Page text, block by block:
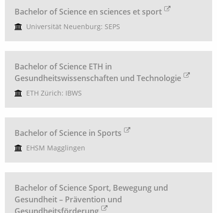
Bachelor of Science en sciences et sport
Universität Neuenburg: SEPS
Bachelor of Science ETH in
Gesundheitswissenschaften und Technologie
ETH Zürich: IBWS
Bachelor of Science in Sports
EHSM Magglingen
Bachelor of Science Sport, Bewegung und
Gesundheit – Prävention und
Gesundheitsförderung